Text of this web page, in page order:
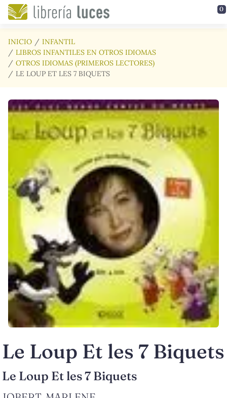
Saltar al contenido principal 0
INICIO
INFANTIL
LIBROS INFANTILES EN OTROS IDIOMAS
OTROS IDIOMAS (PRIMEROS LECTORES)
LE LOUP ET LES 7 BIQUETS
Le Loup Et les 7 Biquets
Le Loup Et les 7 Biquets